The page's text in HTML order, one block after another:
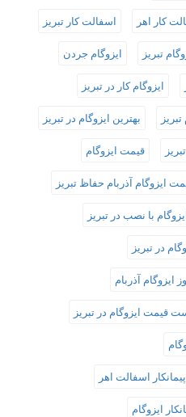
کار اهر اسفالت کار تبریز
تبریز ایزوگام جردن
ایزوگام کار در تبریز
بهترین ایزوگام در تبریز
قیمت ایزوگام
ایزوگام آذربام حفاظ تبریز
با نصب در تبریز
در تبریز
ایزوگام آذربام
قیمت ایزوگام در تبریز
پیمانکار اسفالت اهر
ایزوگام